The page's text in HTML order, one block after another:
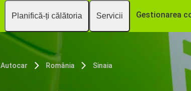
Planifică-ți călătoria Servicii Gestionarea
Autocar România Sinaia